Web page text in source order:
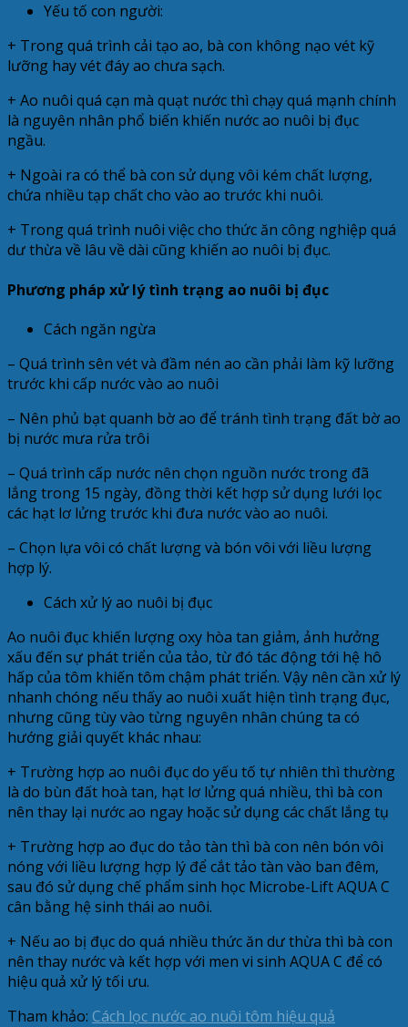
Yếu tố con người:
+ Trong quá trình cải tạo ao, bà con không nạo vét kỹ
lưỡng hay vét đáy ao chưa sạch.
+ Ao nuôi quá cạn mà quạt nước thì chạy quá mạnh chính
là nguyên nhân phổ biến khiến nước ao nuôi bị đục
ngầu.
+ Ngoài ra có thể bà con sử dụng vôi kém chất lượng,
chứa nhiều tạp chất cho vào ao trước khi nuôi.
+ Trong quá trình nuôi việc cho thức ăn công nghiệp quá
dư thừa về lâu về dài cũng khiến ao nuôi bị đục.
Phương pháp xử lý tình trạng ao nuôi bị đục
Cách ngăn ngừa
– Quá trình sên vét và đầm nén ao cần phải làm kỹ lưỡng
trước khi cấp nước vào ao nuôi
– Nên phủ bạt quanh bờ ao để tránh tình trạng đất bờ ao
bị nước mưa rửa trôi
– Quá trình cấp nước nên chọn nguồn nước trong đã
lắng trong 15 ngày, đồng thời kết hợp sử dụng lưới lọc
các hạt lơ lửng trước khi đưa nước vào ao nuôi.
– Chọn lựa vôi có chất lượng và bón vôi với liều lượng
hợp lý.
Cách xử lý ao nuôi bị đục
Ao nuôi đục khiến lượng oxy hòa tan giảm, ảnh hưởng
xấu đến sự phát triển của tảo, từ đó tác động tới hệ hô
hấp của tôm khiến tôm chậm phát triển. Vậy nên cần xử lý
nhanh chóng nếu thấy ao nuôi xuất hiện tình trạng đục,
nhưng cũng tùy vào từng nguyên nhân chúng ta có
hướng giải quyết khác nhau:
+ Trường hợp ao nuôi đục do yếu tố tự nhiên thì thường
là do bùn đất hoà tan, hạt lơ lửng quá nhiều, thì bà con
nên thay lại nước ao ngay hoặc sử dụng các chất lắng tụ
+ Trường hợp ao đục do tảo tàn thì bà con nên bón vôi
nóng với liều lượng hợp lý để cắt tảo tàn vào ban đêm,
sau đó sử dụng chế phẩm sinh học Microbe-Lift AQUA C
cân bằng hệ sinh thái ao nuôi.
+ Nếu ao bị đục do quá nhiều thức ăn dư thừa thì bà con
nên thay nước và kết hợp với men vi sinh AQUA C để có
hiệu quả xử lý tối ưu.
Tham khảo: Cách lọc nước ao nuôi tôm hiệu quả